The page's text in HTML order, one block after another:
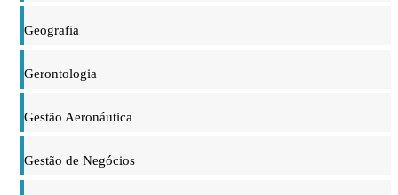
Geografia
Gerontologia
Gestão Aeronáutica
Gestão de Negócios